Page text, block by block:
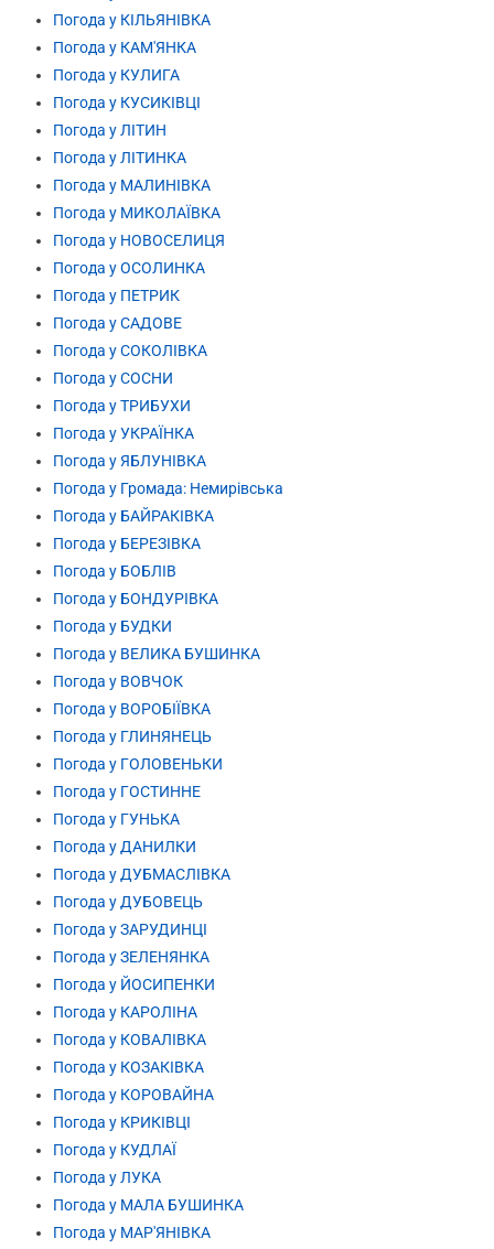
Погода у КІЛЬЯНІВКА
Погода у КАМ'ЯНКА
Погода у КУЛИГА
Погода у КУСИКІВЦІ
Погода у ЛІТИН
Погода у ЛІТИНКА
Погода у МАЛИНІВКА
Погода у МИКОЛАЇВКА
Погода у НОВОСЕЛИЦЯ
Погода у ОСОЛИНКА
Погода у ПЕТРИК
Погода у САДОВЕ
Погода у СОКОЛІВКА
Погода у СОСНИ
Погода у ТРИБУХИ
Погода у УКРАЇНКА
Погода у ЯБЛУНІВКА
Погода у Громада: Немирівська
Погода у БАЙРАКІВКА
Погода у БЕРЕЗІВКА
Погода у БОБЛІВ
Погода у БОНДУРІВКА
Погода у БУДКИ
Погода у ВЕЛИКА БУШИНКА
Погода у ВОВЧОК
Погода у ВОРОБІЇВКА
Погода у ГЛИНЯНЕЦЬ
Погода у ГОЛОВЕНЬКИ
Погода у ГОСТИННЕ
Погода у ГУНЬКА
Погода у ДАНИЛКИ
Погода у ДУБМАСЛІВКА
Погода у ДУБОВЕЦЬ
Погода у ЗАРУДИНЦІ
Погода у ЗЕЛЕНЯНКА
Погода у ЙОСИПЕНКИ
Погода у КАРОЛІНА
Погода у КОВАЛІВКА
Погода у КОЗАКІВКА
Погода у КОРОВАЙНА
Погода у КРИКІВЦІ
Погода у КУДЛАЇ
Погода у ЛУКА
Погода у МАЛА БУШИНКА
Погода у МАР'ЯНІВКА